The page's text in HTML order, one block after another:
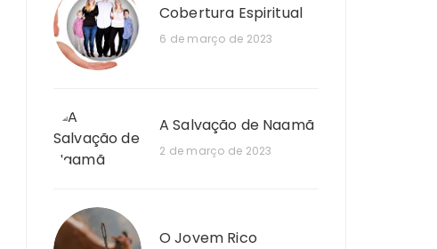
Cobertura Espiritual
6 de março de 2023
A Salvação de Naamã
2 de março de 2023
O Jovem Rico